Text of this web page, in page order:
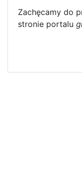
Zachęcamy do
stronie portalu